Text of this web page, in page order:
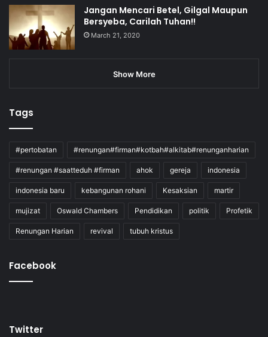
Jangan Mencari Betel, Gilgal Maupun
Bersyeba, Carilah Tuhan!!
March 21, 2020
Show More
Tags
#pertobatan #renungan#firman#kotbah#alkitab#renunganharian
#renungan #saatteduh #firman ahok gereja indonesia
indonesia baru kebangunan rohani Kesaksian martir
mujizat Oswald Chambers Pendidikan politik Profetik
Renungan Harian revival tubuh kristus
Facebook
Twitter